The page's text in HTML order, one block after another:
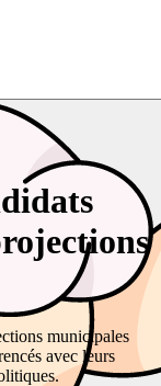
municipales
avec leurs